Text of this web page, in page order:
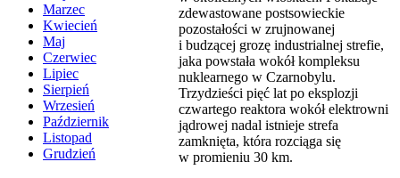
Marzec
Kwiecień
Maj
Czerwiec
Lipiec
Sierpień
Wrzesień
Październik
Listopad
Grudzień
zdewastowane postsowieckie
pozostałości w zrujnowanej
i budzącej grozę industrialnej strefie,
jaka powstała wokół kompleksu
nuklearnego w Czarnobylu.
Trzydzieści pięć lat po eksplozji
czwartego reaktora wokół elektrowni
jądrowej nadal istnieje strefa
zamknięta, która rozciąga się
w promieniu 30 km.